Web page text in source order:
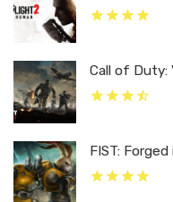
Call of Duty:
FIST: